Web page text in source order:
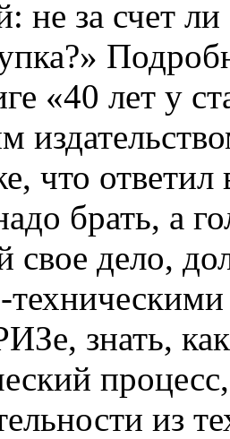
не за счет
«40 лет у
что
брать, а
дело,
знать,
из